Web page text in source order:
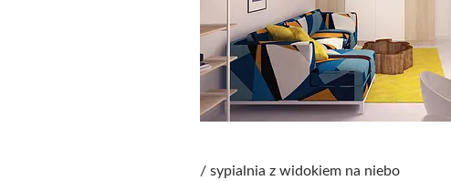
/ sypialnia z widokiem na niebo